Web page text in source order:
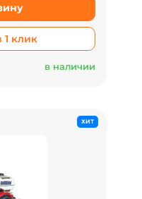
1 клик
в наличии
ХИТ